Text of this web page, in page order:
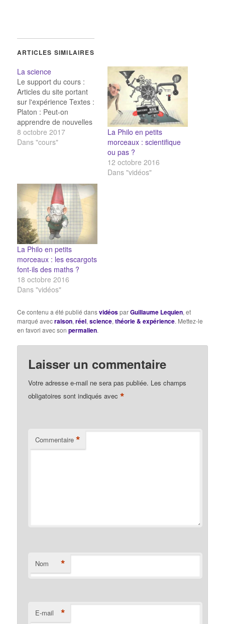
ARTICLES SIMILAIRES
La science
Le support du cours :
Articles du site portant
sur l'expérience Textes :
Platon : Peut-on
apprendre de nouvelles
connaissances ? Leibniz
: Nos idées ont-elles une
l’induction est-elle un
raisonnement logique ?
Semmelweis :
l’expérience…
8 octobre 2017
Dans "cours"
La Philo en petits
morceaux : scientifique
ou pas ?
12 octobre 2016
Dans "vidéos"
La Philo en petits
morceaux : les escargots
font-ils des maths ?
18 octobre 2016
Dans "vidéos"
Ce contenu a été publié dansvidéosparGuillaume Lequien, et
marqué avecraison,réel,science,théorie & expérience. Mettez-le
en favori avec sonpermalien.
Laisser un commentaire
Votre adresse e-mail ne sera pas publiée. Les champs
obligatoires sont indiqués avec*
Commentaire *
Nom *
E-mail *